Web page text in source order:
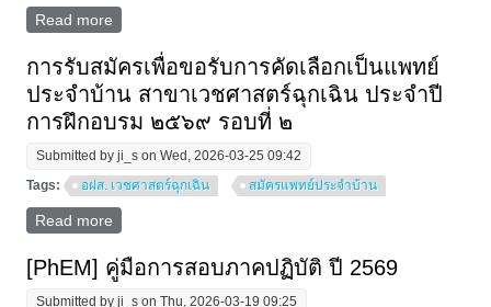
Read more
การรับสมัครเพื่อขอรับการคัดเลือกเป็นแพทย์
ประจําบ้าน สาขาเวชศาสตร์ฉุกเฉิน ประจําปี
การฝึกอบรม ๒๕๖๙ รอบที่ ๒
Submitted byji_s on Wed, 2026-03-25 09:42
Tags:
อฝส. เวชศาสตร์ฉุกเฉิน สมัครแพทย์ประจำบ้าน
Read more
๒๕๖๙ รอบที่ ๒
[PhEM] คู่มือการสอบภาคปฏิบัติ ปี 2569
Submitted byji_s on Thu, 2026-03-19 09:25